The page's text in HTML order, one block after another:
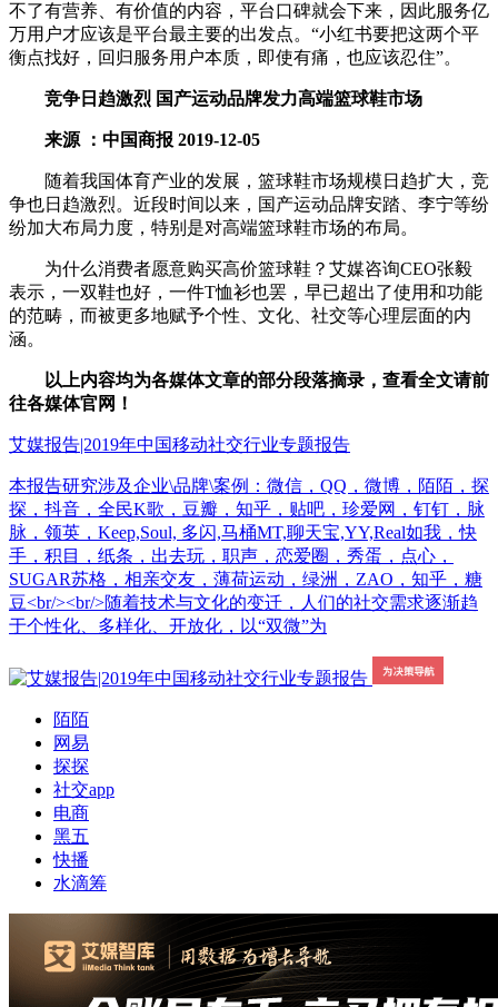
不了有营养、有价值的内容，平台口碑就会下来，因此服务亿
万用户才应该是平台最主要的出发点。“小红书要把这两个平
衡点找好，回归服务用户本质，即使有痛，也应该忍住”。
竞争日趋激烈 国产运动品牌发力高端篮球鞋市场
来源 ：中国商报 2019-12-05
随着我国体育产业的发展，篮球鞋市场规模日趋扩大，竞
争也日趋激烈。近段时间以来，国产运动品牌安踏、李宁等纷
纷加大布局力度，特别是对高端篮球鞋市场的布局。
为什么消费者愿意购买高价篮球鞋？艾媒咨询CEO张毅
表示，一双鞋也好，一件T恤衫也罢，早已超出了使用和功能
的范畴，而被更多地赋予个性、文化、社交等心理层面的内
涵。
以上内容均为各媒体文章的部分段落摘录，查看全文请前
往各媒体官网！
艾媒报告|2019年中国移动社交行业专题报告
本报告研究涉及企业\品牌\案例：微信，QQ，微博，陌陌，探
探，抖音，全民K歌，豆瓣，知乎，贴吧，珍爱网，钉钉，脉
脉，领英，Keep,Soul, 多闪,马桶MT,聊天宝,YY,Real如我，快
手，积目，纸条，出去玩，职声，恋爱圈，秀蛋，点心，
SUGAR苏格，相亲交友，薄荷运动，绿洲，ZAO，知乎，糖
豆<br/><br/>随着技术与文化的变迁，人们的社交需求逐渐趋
于个性化、多样化、开放化，以“双微”为
陌陌
网易
探探
社交app
电商
黑五
快播
水滴筹